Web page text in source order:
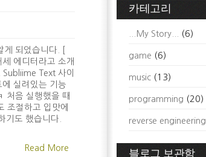
되었습니다. [
에디터라고 소개
Text 사이
실려있는 기능
처음 실행했을 때
조절하고 입맛에
기도 했습니다.
Read More
카테고리
...My Story... (6)
game (6)
music (13)
programming (20)
reverse engineering
블로그 보관함